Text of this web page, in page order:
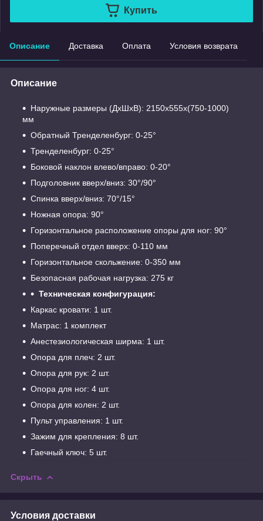
Купить
Описание Доставка Оплата Условия возврата
Описание
Наружные размеры (ДхШхВ): 2150x555x(750-1000)
мм
Обратный Тренделенбург: 0-25°
Тренделенбург: 0-25°
Боковой наклон влево/вправо: 0-20°
Подголовник вверх/вниз: 30°/90°
Спинка вверх/вниз: 70°/15°
Ножная опора: 90°
Горизонтальное расположение опоры для ног: 90°
Поперечный отдел вверх: 0-110 мм
Горизонтальное скольжение: 0-350 мм
Безопасная рабочая нагрузка: 275 кг
Техническая конфигурация:
Каркас кровати: 1 шт.
Матрас: 1 комплект
Анестезиологическая ширма: 1 шт.
Опора для плеч: 2 шт.
Опора для рук: 2 шт.
Опора для ног: 4 шт.
Опора для колен: 2 шт.
Пульт управления: 1 шт.
Зажим для крепления: 8 шт.
Гаечный ключ: 5 шт.
Скрыть
Условия доставки